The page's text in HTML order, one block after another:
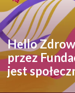
Hello
przez
jest